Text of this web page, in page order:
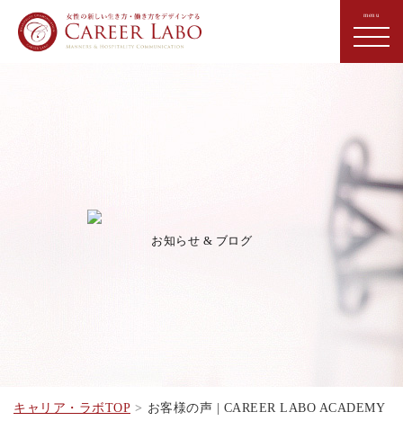
お知らせ & ブログ
キャリア・ラボTOP お客様の声 | CAREER LABO ACADEMY